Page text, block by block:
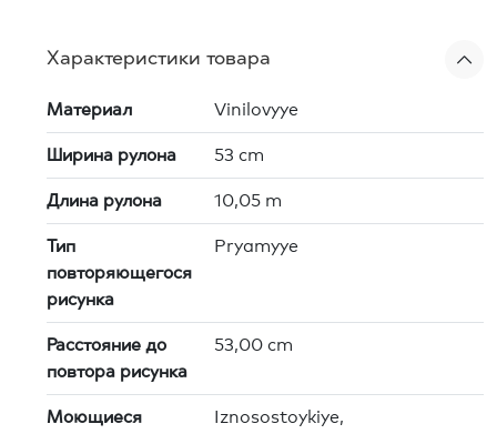
Характеристики товара
Материал Vinilovyye
Ширина рулона 53 cm
Длина рулона 10,05 m
Тип
повторяющегося
рисунка
Pryamyye
Расстояние до
повтора рисунка
53,00 cm
Моющиеся
Iznosostoykiye,